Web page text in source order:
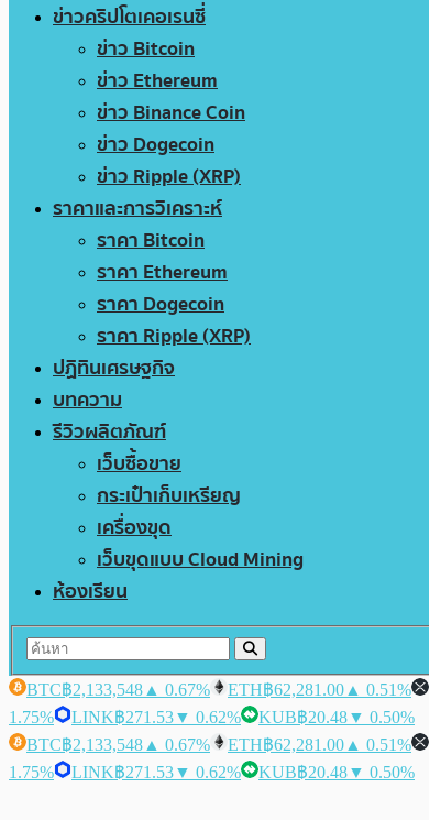
ข่าวคริปโตเคอเรนซี่
ข่าว Bitcoin
ข่าว Ethereum
ข่าว Binance Coin
ข่าว Dogecoin
ข่าว Ripple (XRP)
ราคาและการวิเคราะห์
ราคา Bitcoin
ราคา Ethereum
ราคา Dogecoin
ราคา Ripple (XRP)
ปฏิทินเศรษฐกิจ
บทความ
รีวิวผลิตภัณฑ์
เว็บซื้อขาย
กระเป๋าเก็บเหรียญ
เครื่องขุด
เว็บขุดแบบ Cloud Mining
ห้องเรียน
BTC฿2,133,548 ▲ 0.67% ETH฿62,281.00 ▲ 0.51%
1.75%
LINK฿271.53▼ 0.62% KUB฿20.48▼ 0.50%
BTC฿2,133,548 ▲ 0.67% ETH฿62,281.00 ▲ 0.51%
1.75%
LINK฿271.53▼ 0.62% KUB฿20.48▼ 0.50%